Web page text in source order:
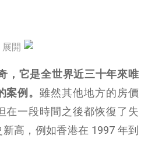
展開
，它是全世界近三十年來唯
案例。雖然其他地方的房價
在一段時間之後都恢復了失
高，例如香港在 1997 年到